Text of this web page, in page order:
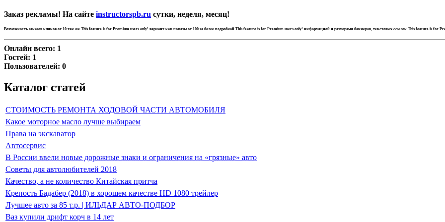
Заказ рекламы! На сайте instructorspb.ru сутки, неделя, месяц!
Возможность заказов кликов от 10 так же This feature is for Premium users only! вариант как показы от 100 за более подробной This feature is for Premium users only! информацией и размерами баннеров, текстовых ссылок This feature is for
Онлайн всего: 1
Гостей: 1
Пользователей: 0
Каталог статей
СТОИМОСТЬ РЕМОНТА ХОДОВОЙ ЧАСТИ АВТОМОБИЛЯ
Какое моторное масло лучше выбираем
Права на экскаватор
Автосервис
В России ввели новые дорожные знаки и ограничения на «грязные» авто
Советы для автолюбителей 2018
Качество, а не количество Китайская притча
Крепость Бадабер (2018) в хорошем качестве HD 1080 трейлер
Лучшее авто за 85 т.р. | ИЛЬДАР АВТО-ПОДБОР
Ваз купили дрифт корч в 14 лет